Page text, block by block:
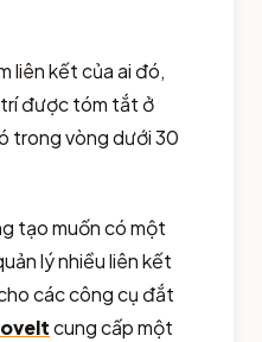
liên kết của ai đó,
được tóm tắt ở
trong vòng dưới 30
tạo muốn có một
lý nhiều liên kết
các công cụ đắt
cung cấp một